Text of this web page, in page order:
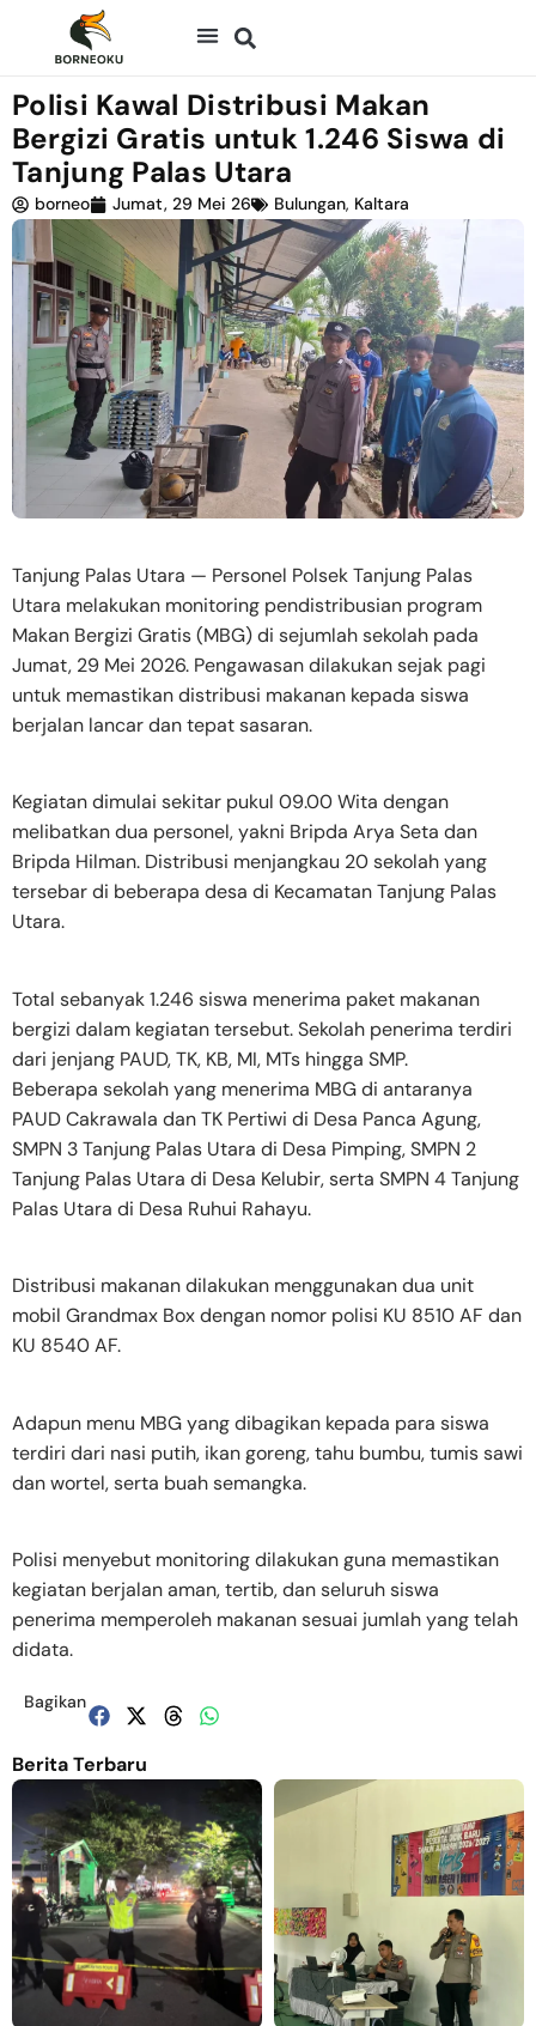
Polisi Kawal Distribusi Makan
Bergizi Gratis untuk 1.246 Siswa di
Tanjung Palas Utara
borneo Jumat, 29 Mei 26 Bulungan, Kaltara
Tanjung Palas Utara — Personel Polsek Tanjung Palas
Utara melakukan monitoring pendistribusian program
Makan Bergizi Gratis (MBG) di sejumlah sekolah pada
Jumat, 29 Mei 2026. Pengawasan dilakukan sejak pagi
untuk memastikan distribusi makanan kepada siswa
berjalan lancar dan tepat sasaran.
Kegiatan dimulai sekitar pukul 09.00 Wita dengan
melibatkan dua personel, yakni Bripda Arya Seta dan
Bripda Hilman. Distribusi menjangkau 20 sekolah yang
tersebar di beberapa desa di Kecamatan Tanjung Palas
Utara.
Total sebanyak 1.246 siswa menerima paket makanan
bergizi dalam kegiatan tersebut. Sekolah penerima terdiri
dari jenjang PAUD, TK, KB, MI, MTs hingga SMP.
Beberapa sekolah yang menerima MBG di antaranya
PAUD Cakrawala dan TK Pertiwi di Desa Panca Agung,
SMPN 3 Tanjung Palas Utara di Desa Pimping, SMPN 2
Tanjung Palas Utara di Desa Kelubir, serta SMPN 4 Tanjung
Palas Utara di Desa Ruhui Rahayu.
Distribusi makanan dilakukan menggunakan dua unit
mobil Grandmax Box dengan nomor polisi KU 8510 AF dan
KU 8540 AF.
Adapun menu MBG yang dibagikan kepada para siswa
terdiri dari nasi putih, ikan goreng, tahu bumbu, tumis sawi
dan wortel, serta buah semangka.
Polisi menyebut monitoring dilakukan guna memastikan
kegiatan berjalan aman, tertib, dan seluruh siswa
penerima memperoleh makanan sesuai jumlah yang telah
didata.
Bagikan
Berita Terbaru